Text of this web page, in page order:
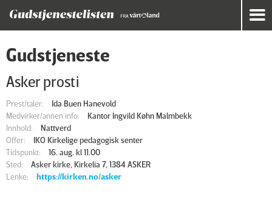
Gudstjeneste
Asker prosti
Prest/taler:
Ida Buen Hanevold
Medvirker/annen info:
Kantor Ingvild Køhn Malmbekk
Innhold:
Nattverd
Offer:
IKO Kirkelige pedagogisk senter
Tidspunkt:
16. aug. kl 11.00
Sted:
Asker kirke, Kirkelia 7, 1384 ASKER
Lenke:
https://kirken.no/asker